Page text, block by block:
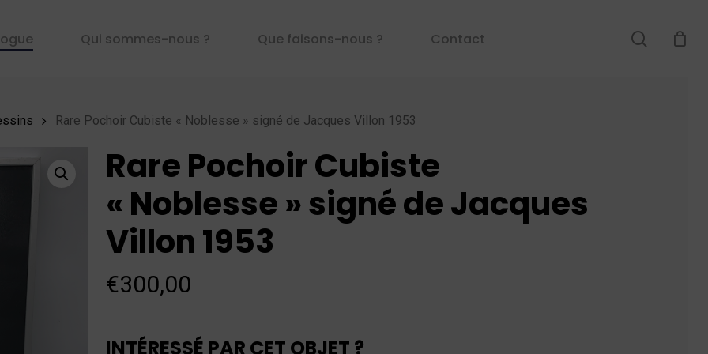
Qui sommes-nous ? Que faisons-nous ? Contact search
Rare Pochoir Cubiste « Noblesse » signé de Jacques Villon 1953
Rare Pochoir Cubiste
« Noblesse » signé de Jacques
Villon 1953
€300,00
INTÉRESSÉ PAR CET OBJET ?